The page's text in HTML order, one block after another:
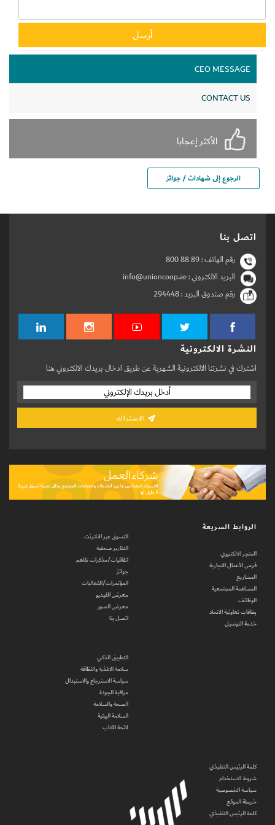
CEO MESSAGE
CONTACT US
الأكثر إعجابا
الرجوع إلى شهادات / جوائز
اتصل بنا
رقم الهاتف :800 88 89
البريد الالكتروني : info@unioncoop.ae
رقم صندوق البريد :294448
النشرة الالكترونية
اشترك في نشرتنا الالكترونية الشهرية عن طريق ادخال بريدك الالكتروني هنا
الروابط السريعة
المتجر الالكتروني
فرص الأعمال التجارية
المشاريع
المساهمة المجتمعية
الوظائف
بطاقات تعاونية الاتحاد
خدمة التوصيل
التسوق عبر الانترنت
التقارير صحفية
اتفاقيات/مذكرات تفاهم
جوائز
المؤتمرات/الفعاليات
معرض الفيديو
معرض الصور
اتصل بنا
التطبيق الذكي
سلامة الاغذية والنظافة
سياسة الاسترجاع والاستبدال
مراقبة الجودة
الصحة والسلامة
السلامة البيئية
لائحة الآداب
كلمة الرئيس التنفيذي
شروط الاستخدام
سياسة الخصوصية
خريطة الموقع
كلمة الرئيس التنفيذي